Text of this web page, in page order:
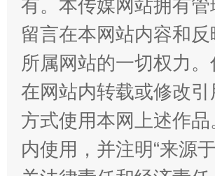
站台名比不上好声名
有。本传媒网站拥有
留言在本网站内容和
所属网站的一切权力
在网站内转载或修改
方式使用本网上述作
内使用，并注明“来源